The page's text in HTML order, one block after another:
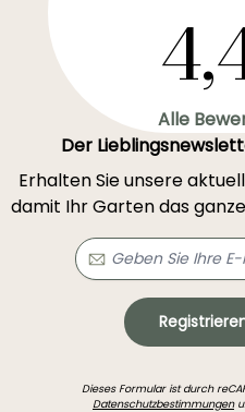
Alle
Der
Erhalten Sie unsere
damit Ihr Garten das
Dieses Formular ist durch
Datenschutzbestimmungen